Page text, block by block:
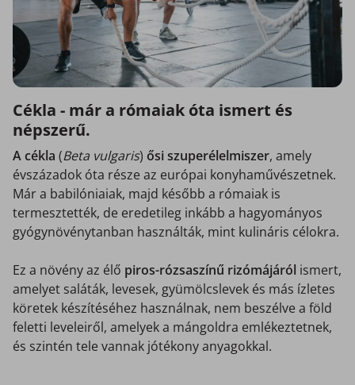
Cékla - már a rómaiak óta ismert és
népszerű.
A cékla (Beta vulgaris) ősi szuperélelmiszer, amely
évszázadok óta része az európai konyhaművészetnek.
Már a babilóniaiak, majd később a rómaiak is
termesztették, de eredetileg inkább a hagyományos
gyógynövénytanban használták, mint kulináris célokra.
Ez a növény az élő piros-rózsaszínű rizómájáról ismert,
amelyet saláták, levesek, gyümölcslevek és más ízletes
köretek készítéséhez használnak, nem beszélve a föld
feletti leveleiről, amelyek a mángoldra emlékeztetnek,
és szintén tele vannak jótékony anyagokkal.